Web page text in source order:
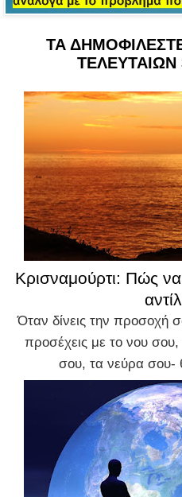
ΤΑ
Κρισναμούρτι: Πώς να
Όταν δίνεις την προσοχή
προσέχεις με το νου
σου, τα νεύρα σου-